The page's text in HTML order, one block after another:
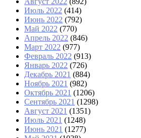
Июль 2022 (414)
Июнь 2022 (792)
Май 2022 (770)
Апрель 2022 (846)
Март 2022 (977)
Февраль 2022 (913)
Январь 2022 (726)
Декабрь 2021 (884)
Ноябрь 2021 (982)
Октябрь 2021 (1206)
Сентябрь 2021 (1298)
Август 2021 (1351)
Июль 2021 (1248)
Июнь 2021 (1277)